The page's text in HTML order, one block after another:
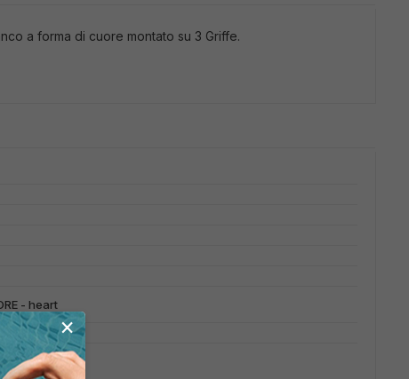
a forma di cuore montato su 3 Griffe.
- heart
×